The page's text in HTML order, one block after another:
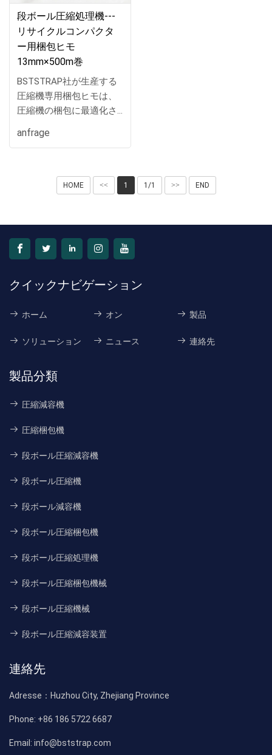
段ボール圧縮処理機---
リサイクルコンパクタ
ー用梱包ヒモ
13mm×500m巻
BSTSTRAP社が生産する
圧縮機専用梱包ヒモは、
圧縮機の梱包に最適化さ
幅9mmから25mmまでの
ため、大型の圧縮機を安
定して梱包するのに十分
す。
anfrage
HOME << 1 1/1 >> END
クイックナビゲーション
ホーム オン 製品
ソリューション ニュース 連絡先
製品分類
圧縮減容機
圧縮梱包機
段ボール圧縮減容機
段ボール圧縮機
段ボール減容機
段ボール圧縮梱包機
段ボール圧縮処理機
段ボール圧縮梱包機械
段ボール圧縮機械
段ボール圧縮減容装置
連絡先
Adresse： Huzhou City, Zhejiang Province
Phone: +86 186 5722 6687
Email: info@bststrap.com